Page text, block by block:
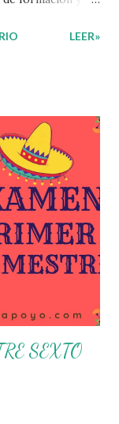
el cual es
sobre
a las
decidan
el Plan de
esta Primera
y acuerden
en la escuela
LEER»
SEXTO